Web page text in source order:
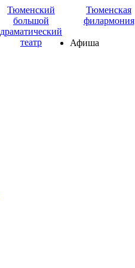
Тюменский
большой
драматический
театр
Тюменская
филармония
Афиша